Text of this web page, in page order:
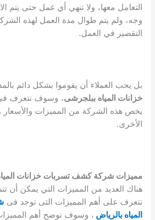
التعامل معها، ولا تنهي أي عمل حتى يتم
وجه، ولم يتم طوال مدة العمل لهذه
التقصير في العمل.
بل يحب العملاء أن يقوموا بشكل دائم
خزانات المياه ببلجرشى، وسوف نتعرف
يخص هذه الشركة من المميزات والأسعار
الأخرى.
مميزات شركة كشف تسربات خزانات
هناك العديد من المميزات التي يمكن أن
نتعرف على أهم المميزات التى توجد فى
المياه بالرياض ، وسوف نوضح أهم